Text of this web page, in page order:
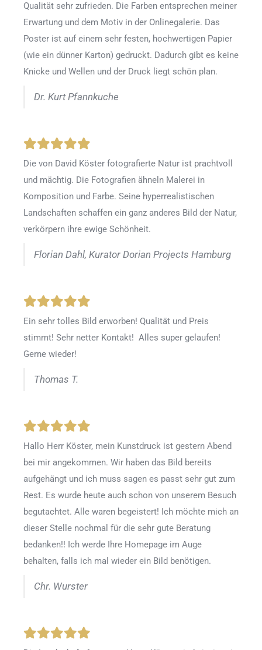
Qualität sehr zufrieden. Die Farben entsprechen meiner
Erwartung und dem Motiv in der Onlinegalerie. Das
Poster ist auf einem sehr festen, hochwertigen Papier
(wie ein dünner Karton) gedruckt. Dadurch gibt es keine
Knicke und Wellen und der Druck liegt schön plan.
Dr. Kurt Pfannkuche
Die von David Köster fotografierte Natur ist prachtvoll
und mächtig. Die Fotografien ähneln Malerei in
Komposition und Farbe. Seine hyperrealistischen
Landschaften schaffen ein ganz anderes Bild der Natur,
verkörpern ihre ewige Schönheit.
Florian Dahl, Kurator Dorian Projects Hamburg
Ein sehr tolles Bild erworben! Qualität und Preis
stimmt! Sehr netter Kontakt! Alles super gelaufen!
Gerne wieder!
Thomas T.
Hallo Herr Köster, mein Kunstdruck ist gestern Abend
bei mir angekommen. Wir haben das Bild bereits
aufgehängt und ich muss sagen es passt sehr gut zum
Rest. Es wurde heute auch schon von unserem Besuch
begutachtet. Alle waren begeistert! Ich möchte mich an
dieser Stelle nochmal für die sehr gute Beratung
bedanken!! Ich werde Ihre Homepage im Auge
behalten, falls ich mal wieder ein Bild benötigen.
Chr. Wurster